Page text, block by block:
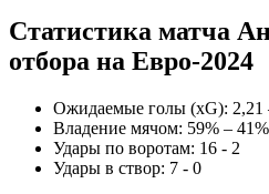
Статистика матча
отбора на Евро-2024
Ожидаемые голы (xG): 2,21
Владение мячом: 59% – 41%
Удары по воротам: 16 - 2
Удары в створ: 7 - 0